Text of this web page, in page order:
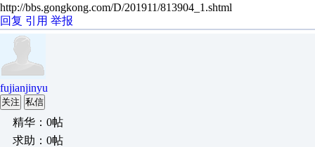
http://bbs.gongkong.com/D/201911/813904_1.shtml
回复 引用 举报
fujianjinyu
关注 私信
精华：0帖
求助：0帖